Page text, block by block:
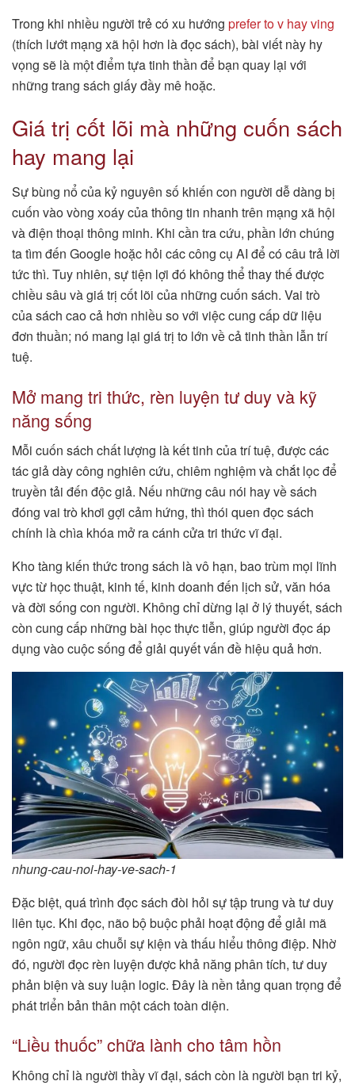
Trong khi nhiều người trẻ có xu hướng prefer to v hay ving
(thích lướt mạng xã hội hơn là đọc sách), bài viết này hy
vọng sẽ là một điểm tựa tinh thần để bạn quay lại với
những trang sách giấy đầy mê hoặc.
Giá trị cốt lõi mà những cuốn sách
hay mang lại
Sự bùng nổ của kỷ nguyên số khiến con người dễ dàng bị
cuốn vào vòng xoáy của thông tin nhanh trên mạng xã hội
và điện thoại thông minh. Khi cần tra cứu, phần lớn chúng
ta tìm đến Google hoặc hỏi các công cụ AI để có câu trả lời
tức thì. Tuy nhiên, sự tiện lợi đó không thể thay thế được
chiều sâu và giá trị cốt lõi của những cuốn sách. Vai trò
của sách cao cả hơn nhiều so với việc cung cấp dữ liệu
đơn thuần; nó mang lại giá trị to lớn về cả tinh thần lẫn trí
tuệ.
Mở mang tri thức, rèn luyện tư duy và kỹ
năng sống
Mỗi cuốn sách chất lượng là kết tinh của trí tuệ, được các
tác giả dày công nghiên cứu, chiêm nghiệm và chắt lọc để
truyền tải đến độc giả. Nếu những câu nói hay về sách
đóng vai trò khơi gợi cảm hứng, thì thói quen đọc sách
chính là chìa khóa mở ra cánh cửa tri thức vĩ đại.
Kho tàng kiến thức trong sách là vô hạn, bao trùm mọi lĩnh
vực từ học thuật, kinh tế, kinh doanh đến lịch sử, văn hóa
và đời sống con người. Không chỉ dừng lại ở lý thuyết, sách
còn cung cấp những bài học thực tiễn, giúp người đọc áp
dụng vào cuộc sống để giải quyết vấn đề hiệu quả hơn.
nhung-cau-noi-hay-ve-sach-1
Đặc biệt, quá trình đọc sách đòi hỏi sự tập trung và tư duy
liên tục. Khi đọc, não bộ buộc phải hoạt động để giải mã
ngôn ngữ, xâu chuỗi sự kiện và thấu hiểu thông điệp. Nhờ
đó, người đọc rèn luyện được khả năng phân tích, tư duy
phản biện và suy luận logic. Đây là nền tảng quan trọng để
phát triển bản thân một cách toàn diện.
“Liều thuốc” chữa lành cho tâm hồn
Không chỉ là người thầy vĩ đại, sách còn là người bạn tri kỷ,